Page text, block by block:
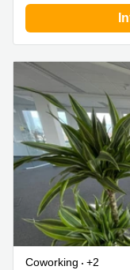
Coworking
+2